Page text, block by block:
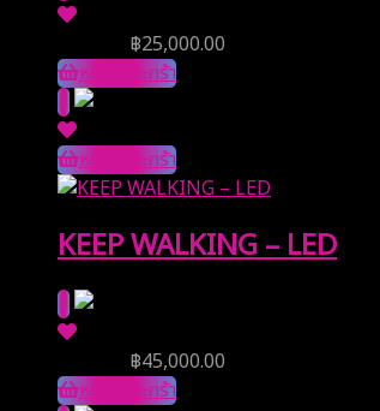
฿25,000.00
หยิบใส่ตะกร้า
หยิบใส่ตะกร้า
KEEP WALKING – LED
฿45,000.00
หยิบใส่ตะกร้า